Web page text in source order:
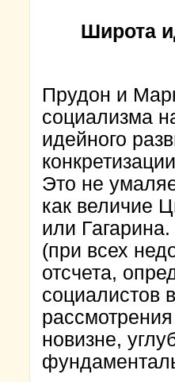
Широта
Прудон и
социализма
идейного
Это не
как величие
или
(при всех
отсчета,
социалистов
новизне,